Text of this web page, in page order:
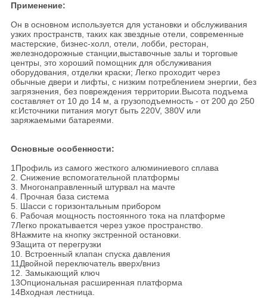
Применение:
Он в основном используется для установки и обслуживания
узких пространств, таких как звездные отели, современные
мастерские, бизнес-холл, отели, лобби, ресторан,
железнодорожные станции,выставочные залы и торговые
центры, это хороший помощник для обслуживания
оборудования, отделки краски; Легко проходит через
обычные двери и лифты, с низким потреблением энергии, без
загрязнения, без повреждения территории.Высота подъема
составляет от 10 до 14 м, а грузоподъемность - от 200 до 250
кг.Источники питания могут быть 220V, 380V или
заряжаемыми батареями.
Основные особенности:
1Профиль из самого жесткого алюминиевого сплава
2. Снижение вспомогательной платформы
3. Многонаправленный штурвал на мачте
4. Прочная база система
5. Шасси с горизонтальным прибором
6. Рабочая мощность постоянного тока на платформе
7Легко прокатывается через узкое пространство.
8Нажмите на кнопку экстренной остановки.
9Защита от перегрузки
10. Встроенный клапан спуска давления
11Двойной переключатель вверх/вниз
12. Замыкающий ключ
13Опциональная расширенная платформа
14Входная лестница.